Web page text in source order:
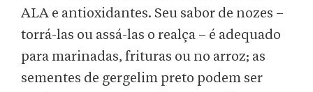
ALA e antioxidantes. Seu sabor de nozes –
torrá-las ou assá-las o realça – é adequado
para marinadas, frituras ou no arroz; as
sementes de gergelim preto podem ser